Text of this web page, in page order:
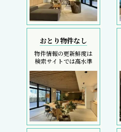
おとり物件なし
物件情報の更新鮮度は
検索サイトでは高水準